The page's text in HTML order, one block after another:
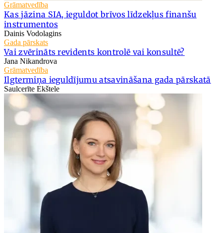
Grāmatvedība
Kas jāzina SIA, ieguldot brīvos līdzekļus finanšu
instrumentos
Dainis Vodolagins
Gada pārskats
Vai zvērināts revidents kontrolē vai konsultē?
Jana Nikandrova
Grāmatvedība
Ilgtermiņa ieguldījumu atsavināšana gada pārskatā
Saulcerīte Ekštele